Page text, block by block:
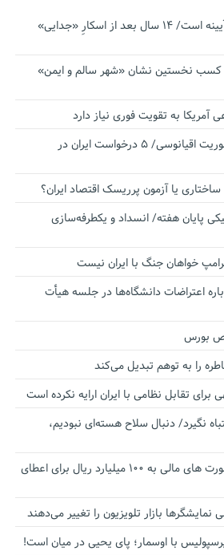
نجات‌دهنده‌ همچنان در آیینه است/ ۱۴ سال بعد از اسکارِ «جدایی»
کسب نخستین نشان «شهر سالم و ایمن»
به تقویت فوری نیاز دارد
اقتدار ناوگروه ۱۰۳ در مأموریت‌ اقیانوسی/ ۵ درخواست ایران در
یا آزمون پرریسک اقتصاد ایران؟
پایان هفته/ انسداد و یکطرفه‌سازی
خواهان جنگ با ایران نیست
اعتراضات دانشگاه‌ها در جلسه هیأت
را به توهم تبدیل می‌کند
تقابل نظامی با ایران ارایه نکرده است
نگیرد/ دنبال سلاح هسته‌ای نبودیم،
آستانه الزام به دریافت صورت های مالی به ۱۰۰ میلیارد ریال برای اعطای
نمایشگرها بازار تلویزیون را تغییر می‌دهند
با اوسمار؛ پای یحیی در میان است!